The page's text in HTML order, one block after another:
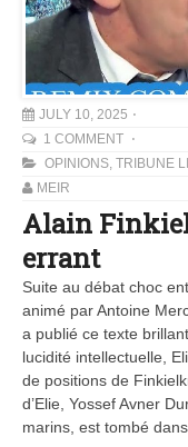
JULY 10, 2025
1 COMMENT
OPINIONS, TRIBUNE
MEIR
Alain
errant
Suite au débat choc
animé par Antoine
a publié ce texte
lucidité intellectuelle,
de positions de
d’Elie, Yossef Avner
marins, est tombé